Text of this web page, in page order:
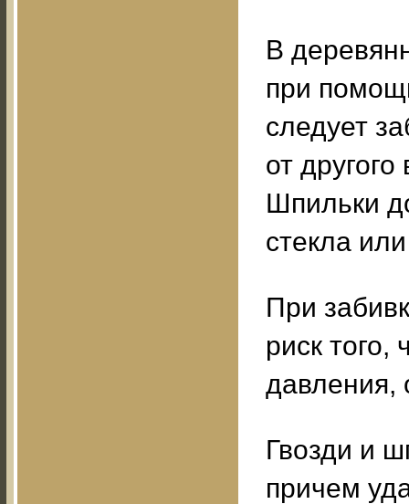
В
при
следует
от
Шпильки
стекла
При
риск
давления,
Гвозди и
причем